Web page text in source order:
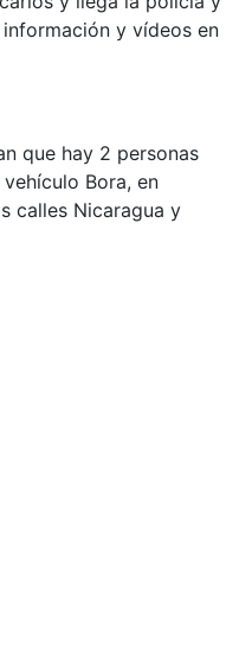
y vídeos en
que hay 2 personas
Bora, en
calles Nicaragua y